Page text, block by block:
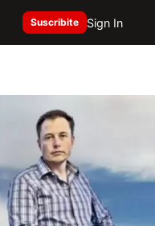
Suscribite Sign In